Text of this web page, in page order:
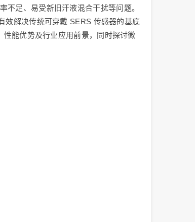
足、易受新旧汗液混合干扰等问题。
效解决传统可穿戴 SERS 传感器的基底
能优势及行业应用前景，同时探讨微